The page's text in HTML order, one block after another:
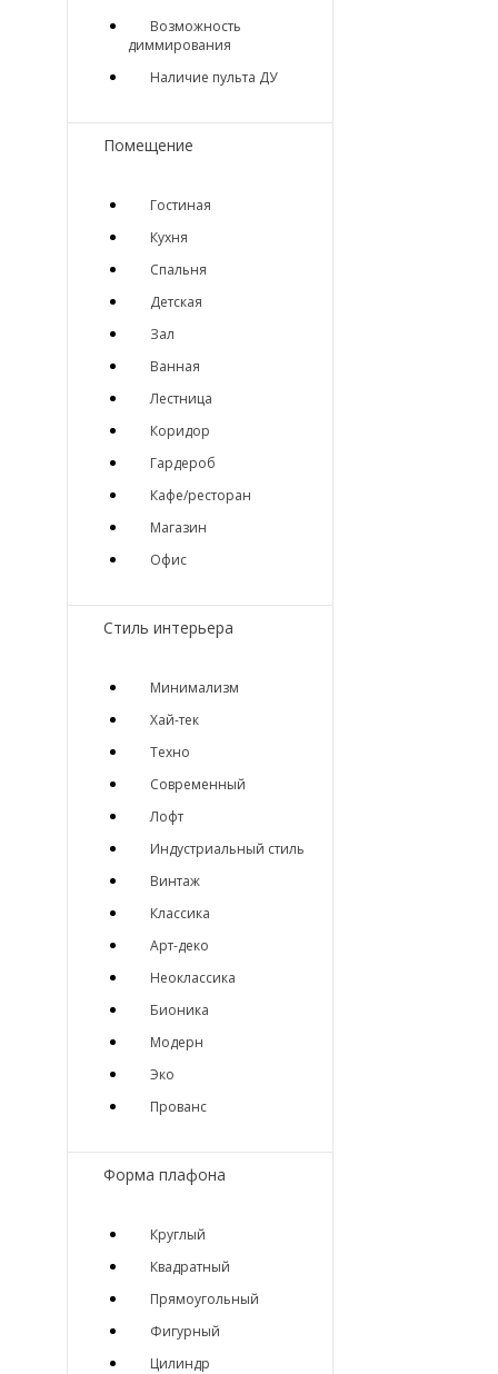
Возможность
диммирования
Наличие пульта ДУ
Помещение
Гостиная
Кухня
Спальня
Детская
Зал
Ванная
Лестница
Коридор
Гардероб
Кафе/ресторан
Магазин
Офис
Стиль интерьера
Минимализм
Хай-тек
Техно
Современный
Лофт
Индустриальный стиль
Винтаж
Классика
Арт-деко
Неоклассика
Бионика
Модерн
Эко
Прованс
Форма плафона
Круглый
Квадратный
Прямоугольный
Фигурный
Цилиндр